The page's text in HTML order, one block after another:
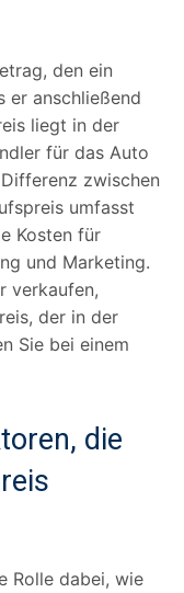
den ein
er anschließend
liegt in der
für das Auto
zwischen
umfasst
Kosten für
und Marketing.
verkaufen,
der in der
Sie bei einem
die
Rolle dabei, wie